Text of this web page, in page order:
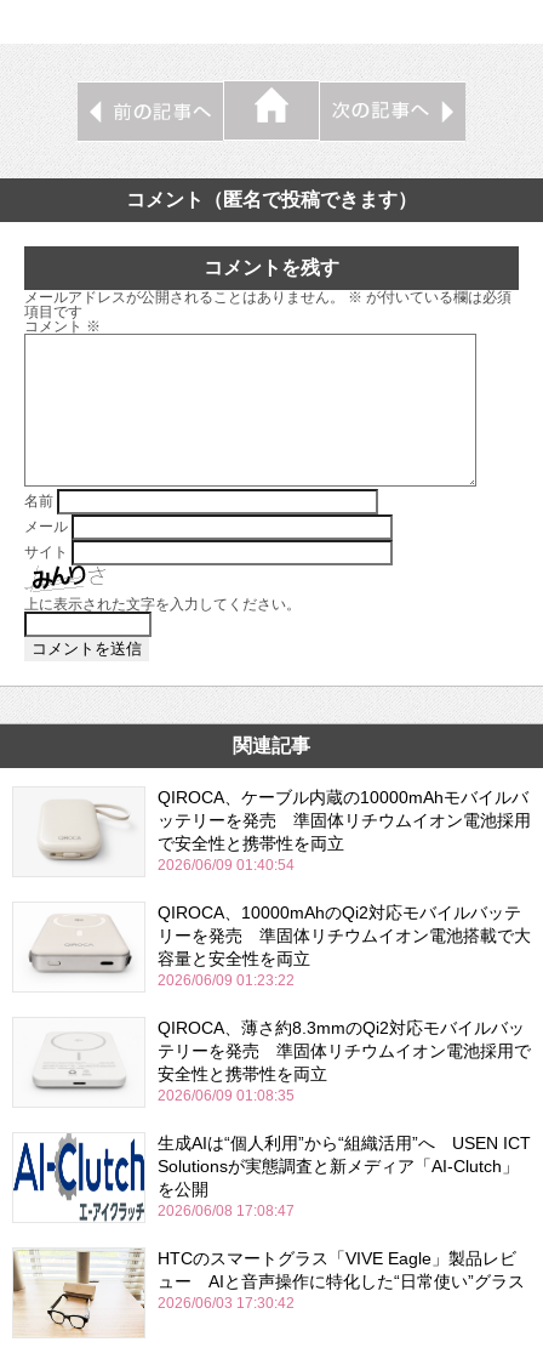
コメント（匿名で投稿できます）
コメントを残す
メールアドレスが公開されることはありません。 ※ が付いている欄は必須
項目です
コメント ※
名前
メール
サイト
上に表示された文字を入力してください。
関連記事
QIROCA、ケーブル内蔵の10000mAhモバイルバ
ッテリーを発売 準固体リチウムイオン電池採用
で安全性と携帯性を両立
2026/06/09 01:40:54
QIROCA、10000mAhのQi2対応モバイルバッテ
リーを発売 準固体リチウムイオン電池搭載で大
容量と安全性を両立
2026/06/09 01:23:22
QIROCA、薄さ約8.3mmのQi2対応モバイルバッ
テリーを発売 準固体リチウムイオン電池採用で
安全性と携帯性を両立
2026/06/09 01:08:35
生成AIは“個人利用”から“組織活用”へ USEN ICT
Solutionsが実態調査と新メディア「AI-Clutch」
を公開
2026/06/08 17:08:47
HTCのスマートグラス「VIVE Eagle」製品レビ
ュー AIと音声操作に特化した“日常使い”グラス
2026/06/03 17:30:42